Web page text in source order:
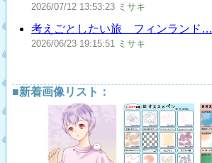
2026/07/12 13:53:23 ミサキ
考えごとしたい旅 フィンランド…
2026/06/23 19:15:51 ミサキ
■新着画像リスト：